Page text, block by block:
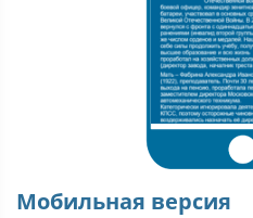
Мобильная версия